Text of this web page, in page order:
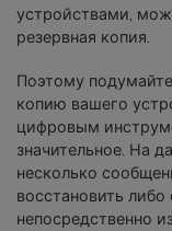
устройствами,
резервная копия.
Поэтому
копию вашего
цифровым
значительное. На
несколько
восстановить
непосредственно